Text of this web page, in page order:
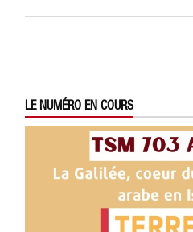
LE NUMÉRO EN COURS